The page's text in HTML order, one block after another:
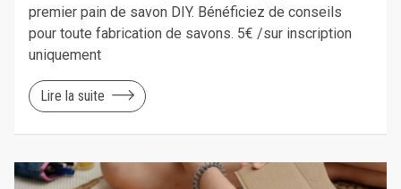
premier pain de savon DIY. Bénéficiez de conseils
pour toute fabrication de savons. 5€ /sur inscription
uniquement
Lire la suite